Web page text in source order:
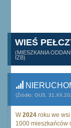
WIEŚ
(MIESZKANIA
IZB)
(Źródło: GUS,
W2024 roku we wsi
1000 mieszkańców